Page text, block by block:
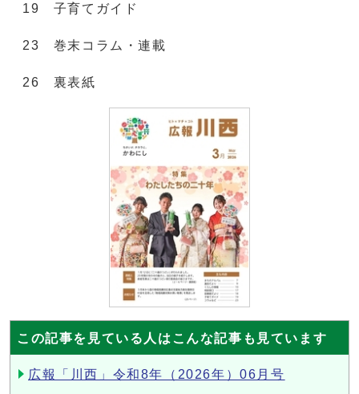
19 子育てガイド
23 巻末コラム・連載
26 裏表紙
この記事を見ている人はこんな記事も見ています
広報「川西」令和8年（2026年）06月号